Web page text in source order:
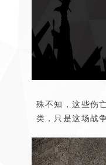
殊不知，这些伤
类，只是这场战